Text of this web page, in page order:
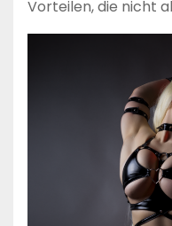
Vorteilen, die nicht